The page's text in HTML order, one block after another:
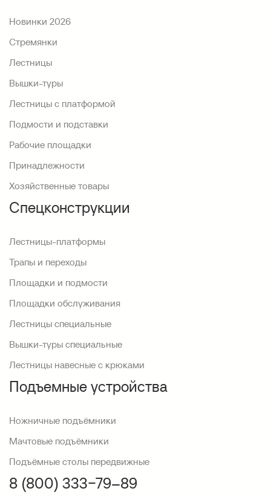
Новинки 2026
Стремянки
Лестницы
Вышки-туры
Лестницы с платформой
Подмости и подставки
Рабочие площадки
Принадлежности
Хозяйственные товары
Спецконструкции
Лестницы-платформы
Трапы и переходы
Площадки и подмости
Площадки обслуживания
Лестницы специальные
Вышки-туры специальные
Лестницы навесные с крюками
Подъемные устройства
Ножничные подъёмники
Мачтовые подъёмники
Подъёмные столы передвижные
8 (800) 333−79–89